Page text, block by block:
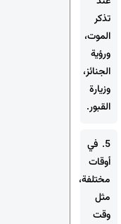
تذكر
الموت،
ورؤية
الجنائز،
وزيارة
القبور.
5. في
أوقات
مختلفة،
مثل
وقت